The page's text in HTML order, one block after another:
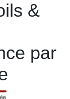
&
par